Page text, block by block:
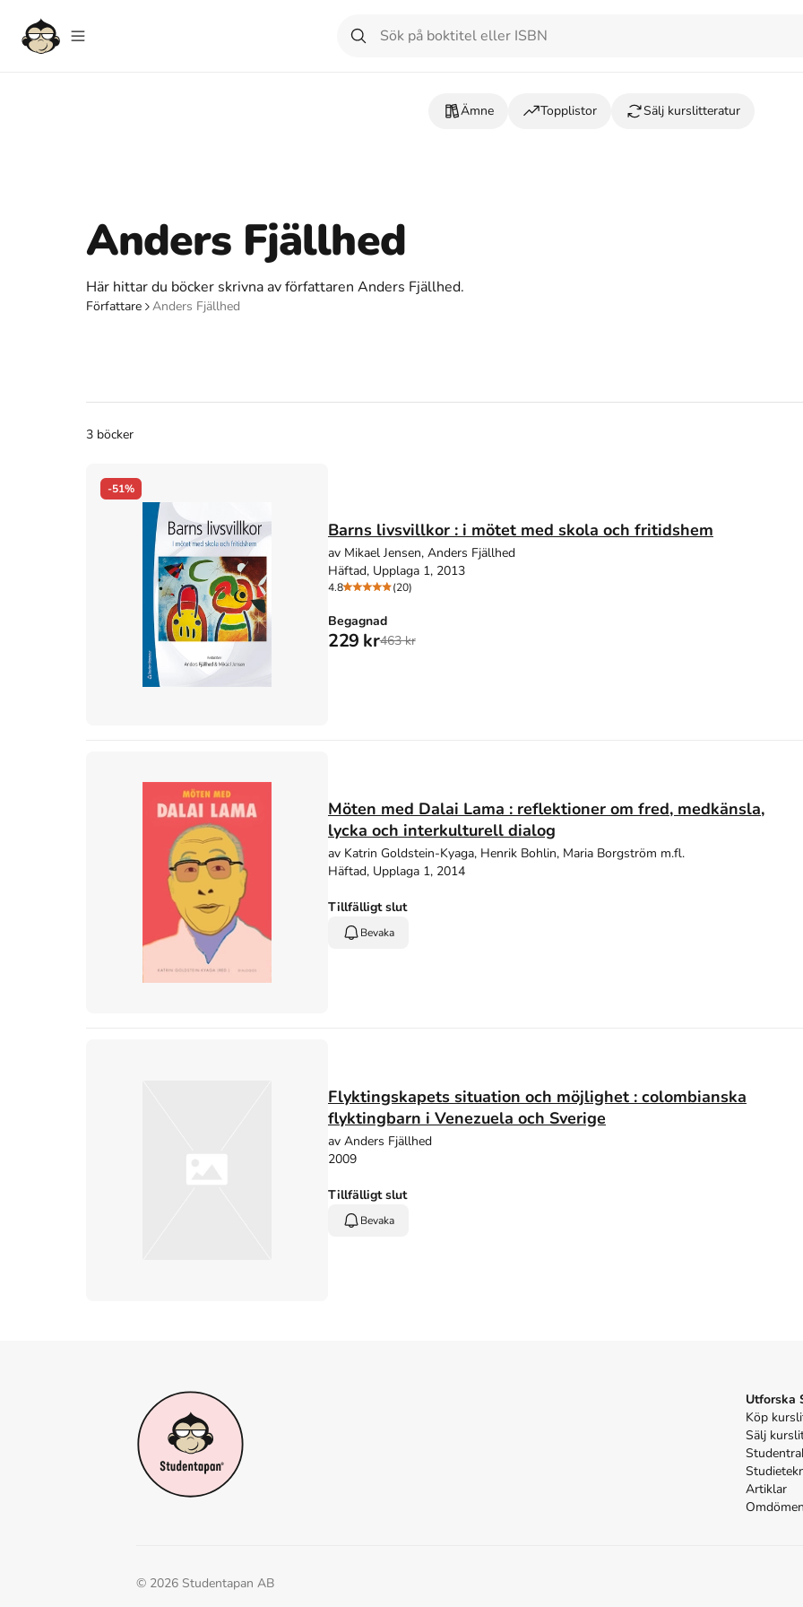
Ämne Topplistor Sälj kurslitteratur
Anders Fjällhed
Här hittar du böcker skrivna av författaren Anders Fjällhed.
Författare Anders Fjällhed
3 böcker
-51%
Barns livsvillkor : i mötet med skola och fritidshem
av Mikael Jensen, Anders Fjällhed
Häftad, Upplaga 1, 2013
4.8 (20)
Begagnad
229 kr463 kr
Möten med Dalai Lama : reflektioner om fred, medkänsla,
lycka och interkulturell dialog
av Katrin Goldstein-Kyaga, Henrik Bohlin, Maria Borgström m.fl.
Häftad, Upplaga 1, 2014
Tillfälligt slut
Bevaka
Flyktingskapets situation och möjlighet : colombianska
flyktingbarn i Venezuela och Sverige
av Anders Fjällhed
2009
Tillfälligt slut
Bevaka
Utforska
Köp
Sälj
Artiklar
Omdömen
© 2026 Studentapan AB